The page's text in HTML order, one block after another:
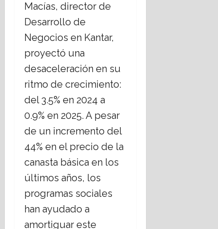
Macías, director de
Desarrollo de
Negocios en Kantar,
proyectó una
desaceleración en su
ritmo de crecimiento:
del 3.5% en 2024 a
0.9% en 2025. A pesar
de un incremento del
44% en el precio de la
canasta básica en los
últimos años, los
programas sociales
han ayudado a
amortiguar este